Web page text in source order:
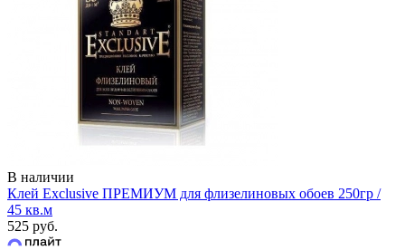
В наличии
Клей Exclusive ПРЕМИУМ для флизелиновых обоев 250гр /
45 кв.м
525 руб.